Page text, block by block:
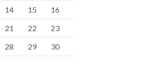
14 15
16
21 22
23
28 29
30